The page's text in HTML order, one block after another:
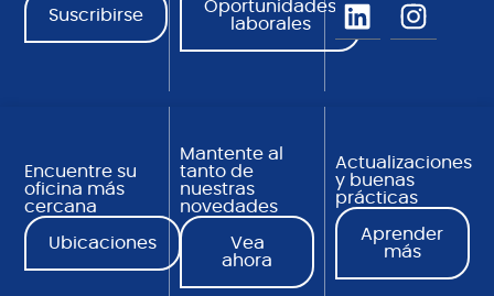
Suscribirse
Oportunidades
laborales
Encuentre su
oficina más
cercana
Ubicaciones
Mantente al
tanto de
nuestras
novedades
Vea
ahora
Actualizaciones
y buenas
prácticas
Aprender
más